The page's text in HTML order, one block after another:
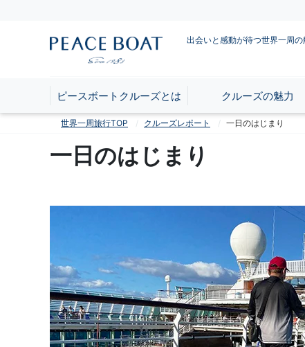
出会いと感動が待つ世界一周の
ピースボートクルーズとは クルーズの魅力
世界一周旅行TOP クルーズレポート 一日のはじまり
一日のはじまり